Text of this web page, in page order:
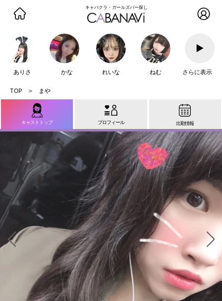
キャバクラ・ガールズバー探し
ありさ かな れいな ねむ
▶
さらに表示
まや
キャストトップ プロフィール 出勤情報